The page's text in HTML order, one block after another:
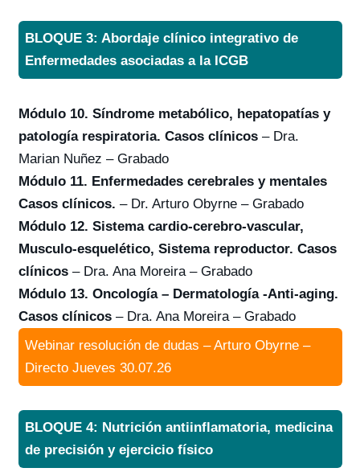
BLOQUE 3: Abordaje clínico integrativo de
Enfermedades asociadas a la ICGB
Módulo 10. Síndrome metabólico, hepatopatías y
patología respiratoria. Casos clínicos– Dra.
Marian Nuñez – Grabado
Módulo 11. Enfermedades cerebrales y mentales
Casos clínicos. – Dr. Arturo Obyrne – Grabado
Módulo 12. Sistema cardio-cerebro-vascular,
Musculo-esquelético, Sistema reproductor. Casos
clínicos– Dra. Ana Moreira – Grabado
Módulo 13. Oncología – Dermatología -Anti-aging.
Casos clínicos– Dra. Ana Moreira – Grabado
Webinar resolución de dudas – Arturo Obyrne –
Directo Jueves 30.07.26
BLOQUE 4: Nutrición antiinflamatoria, medicina
de precisión y ejercicio físico